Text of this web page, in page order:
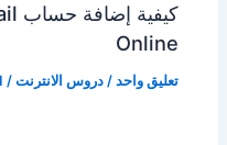
Online
تعليق واحد /دروس الانترنت /